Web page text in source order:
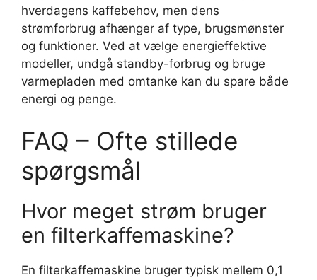
hverdagens kaffebehov, men dens
strømforbrug afhænger af type, brugsmønster
og funktioner. Ved at vælge energieffektive
modeller, undgå standby-forbrug og bruge
varmepladen med omtanke kan du spare både
energi og penge.
FAQ – Ofte stillede
spørgsmål
Hvor meget strøm bruger
en filterkaffemaskine?
En filterkaffemaskine bruger typisk mellem 0,1